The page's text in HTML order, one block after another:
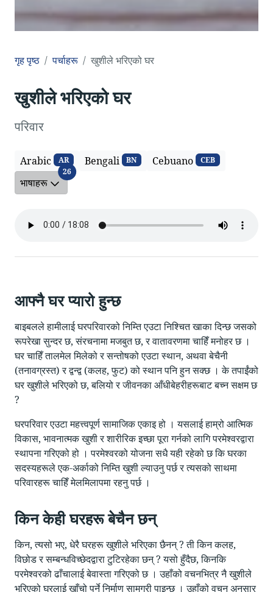
गृह पृष्ठ पर्चाहरू खुशीले भरिएको घर
खुशीले भरिएको घर
परिवार
Arabic AR Bengali BN Cebuano CEB
भाषाहरू
26भाषाहरू
आफ्नै घर प्यारो हुन्छ
बाइबलले हामीलाई घरपरिवारको निम्ति एउटा निश्चित खाका दिन्छ जसको
रूपरेखा सुन्दर छ, संरचनामा मजबुत छ, र वातावरणमा चाहिँ मनोहर छ ।
घर चाहिँ तालमेल मिलेको र सन्तोषको एउटा स्थान, अथवा बेचैनी
(तनावग्रस्त) र द्वन्द्व (कलह, फुट) को स्थान पनि हुन सक्छ । के तपाईंको
घर खुशीले भरिएको छ, बलियो र जीवनका आँधीबेहरीहरूबाट बच्न सक्षम छ
?
घरपरिवार एउटा महत्त्वपूर्ण सामाजिक एकाइ हो । यसलाई हाम्रो आत्मिक
विकास, भावनात्मक खुशी र शारीरिक इच्छा पूरा गर्नको लागि परमेश्वरद्वारा
स्थापना गरिएको हो । परमेश्वरको योजना सधै यही रहेको छ कि घरका
सदस्यहरूले एक-अर्काको निम्ति खुशी ल्याउनु पर्छ र त्यसको साथमा
परिवारहरू चाहिँ मेलमिलापमा रहनु पर्छ ।
किन केही घरहरू बेचैन छन्
किन, त्यसो भए, धेरै घरहरू खुशीले भरिएका छैनन् ? ती किन कलह,
विछोड र सम्बन्धविच्छेदद्वारा टुटिरहेका छन् ? यसो हुँदैछ, किनकि
परमेश्वरको ढाँचालाई बेवास्ता गरिएको छ । उहाँको वचनभित्र नै खुशीले
भरिएको घरलाई खाँचो पर्ने निर्माण सामग्री पाइन्छ । उहाँको वचन अनुसार